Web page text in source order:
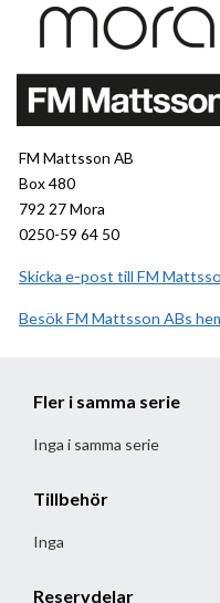
FM Mattsson AB
Box 480
792 27 Mora
0250-59 64 50
Skicka e-post till FM
BesökFM Mattsson AB
Fler i samma serie
Inga i samma serie
Tillbehör
Inga
Reservdelar